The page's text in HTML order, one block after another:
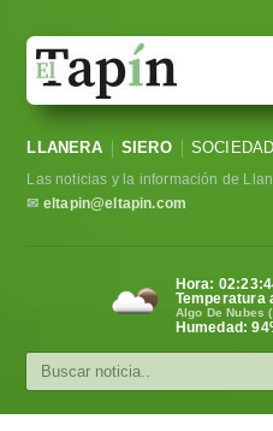
Sociedad
Política
Cultura
LLANERA SIERO SOCIEDAD
Las noticias y la información de
✉ eltapin@eltapin.com
Hora:
Temperatura
Algo De Nubes
Humedad: